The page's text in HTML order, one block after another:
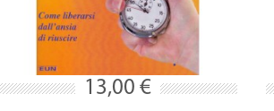
13,00 €